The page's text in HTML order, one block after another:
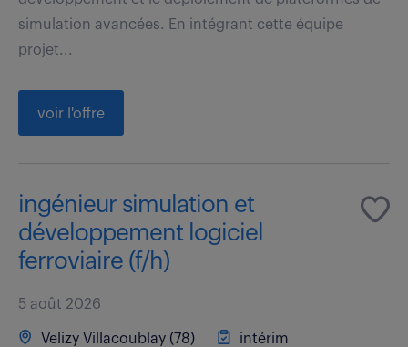
simulation avancées. En intégrant cette équipe
projet...
voir l'offre
ingénieur simulation et
développement logiciel
ferroviaire (f/h)
5 août 2026
Velizy Villacoublay (78)
intérim